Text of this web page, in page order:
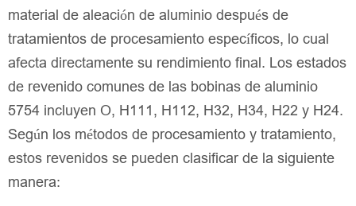
material de aleación de aluminio después de
tratamientos de procesamiento específicos, lo cual
afecta directamente su rendimiento final. Los estados
de revenido comunes de las bobinas de aluminio
5754 incluyen O, H111, H112, H32, H34, H22 y H24.
Según los métodos de procesamiento y tratamiento,
estos revenidos se pueden clasificar de la siguiente
manera: